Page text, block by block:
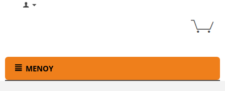
ΜΕΝΟΎ